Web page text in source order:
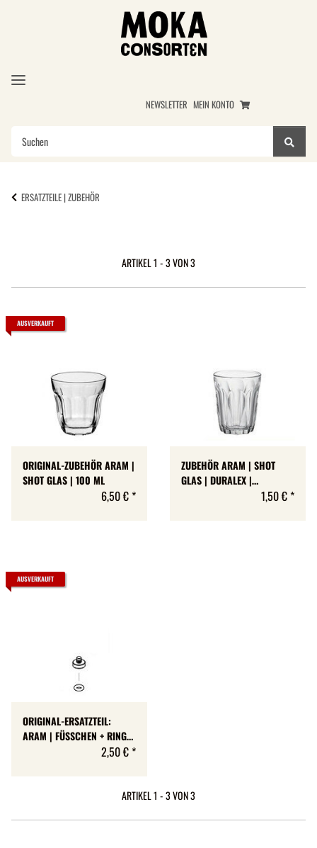
NEWSLETTER MEIN KONTO
ERSATZTEILE | ZUBEHÖR
ARTIKEL 1 - 3 VON 3
AUSVERKAUFT
ORIGINAL-ZUBEHÖR ARAM |
SHOT GLAS | 100 ML
6,50 € *
ZUBEHÖR ARAM | SHOT
GLAS | DURALEX |
1,50 € *
AUSVERKAUFT
ORIGINAL-ERSATZTEIL:
ARAM | FÜSSCHEN + RING
2,50 € *
ARTIKEL 1 - 3 VON 3